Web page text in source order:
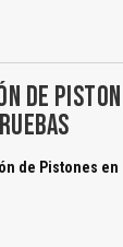
DE
de Pistones